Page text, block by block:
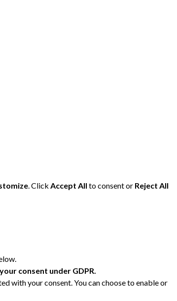
. Click Accept All to consent or Reject All
consent under GDPR.
with your consent. You can choose to enable or